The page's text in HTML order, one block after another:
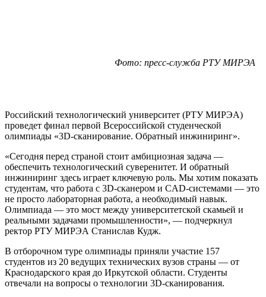
Фото: пресс-служба РТУ МИРЭА
Российский технологический университет (РТУ МИРЭА)
проведет финал первой Всероссийской студенческой
олимпиады «3D-сканирование. Обратный инжиниринг».
«Сегодня перед страной стоит амбициозная задача —
обеспечить технологический суверенитет. И обратный
инжиниринг здесь играет ключевую роль. Мы хотим показать
студентам, что работа с 3D-сканером и CAD-системами — это
не просто лабораторная работа, а необходимый навык.
Олимпиада — это мост между университетской скамьей и
реальными задачами промышленности», — подчеркнул
ректор РТУ МИРЭА Станислав Кудж.
В отборочном туре олимпиады приняли участие 157
студентов из 20 ведущих технических вузов страны — от
Краснодарского края до Иркутской области. Студенты
отвечали на вопросы о технологии 3D-сканирования.